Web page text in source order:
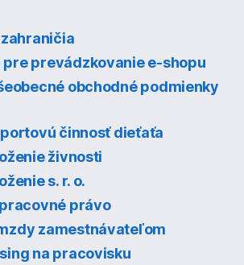
pre prevádzkovanie e-shopu
obchodné podmienky
činnosť dieťaťa
živnosti
s. r. o.
právo
zamestnávateľom
na pracovisku